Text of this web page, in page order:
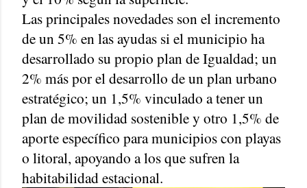
Las principales novedades son el incremento
de un 5% en las ayudas si el municipio ha
desarrollado su propio plan de Igualdad; un
2% más por el desarrollo de un plan urbano
estratégico; un 1,5% vinculado a tener un
plan de movilidad sostenible y otro 1,5% de
aporte específico para municipios con playas
o litoral, apoyando a los que sufren la
habitabilidad estacional.